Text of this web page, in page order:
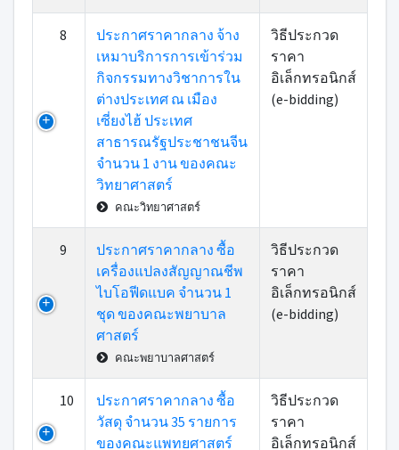
8
ประกาศราคากลาง จ้าง
เหมาบริการการเข้าร่วม
กิจกรรมทางวิชาการใน
ต่างประเทศ ณ เมือง
เซี่ยงไฮ้ ประเทศ
สาธารณรัฐประชาชนจีน
จำนวน 1 งาน ของคณะ
วิทยาศาสตร์
คณะวิทยาศาสตร์
วิธีประกวด
ราคา
อิเล็กทรอนิกส์
(e-bidding)
9
ประกาศราคากลาง ซื้อ
เครื่องแปลงสัญญาณชีพ
ไบโอฟีดแบค จำนวน 1
ชุด ของคณะพยาบาล
ศาสตร์
คณะพยาบาลศาสตร์
วิธีประกวด
ราคา
อิเล็กทรอนิกส์
(e-bidding)
10
ประกาศราคากลาง ซื้อ
วัสดุ จำนวน 35 รายการ
ของคณะแพทยศาสตร์
วิธีประกวด
ราคา
อิเล็กทรอนิกส์